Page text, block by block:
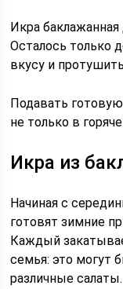
Икра
Осталось только
вкусу и
Подавать
не только в
Икра из
Начиная с
готовят зимние
Каждый
семья: это могут
различные